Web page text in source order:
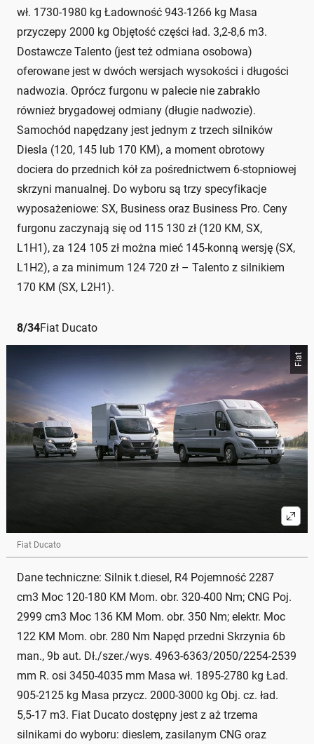
wł. 1730-1980 kg Ładowność 943-1266 kg Masa
przyczepy 2000 kg Objętość części ład. 3,2-8,6 m3.
Dostawcze Talento (jest też odmiana osobowa)
oferowane jest w dwóch wersjach wysokości i długości
nadwozia. Oprócz furgonu w palecie nie zabrakło
również brygadowej odmiany (długie nadwozie).
Samochód napędzany jest jednym z trzech silników
Diesla (120, 145 lub 170 KM), a moment obrotowy
dociera do przednich kół za pośrednictwem 6-stopniowej
skrzyni manualnej. Do wyboru są trzy specyfikacje
wyposażeniowe: SX, Business oraz Business Pro. Ceny
furgonu zaczynają się od 115 130 zł (120 KM, SX,
L1H1), za 124 105 zł można mieć 145-konną wersję (SX,
L1H2), a za minimum 124 720 zł – Talento z silnikiem
170 KM (SX, L2H1).
8/34Fiat Ducato
Fiat
Fiat Ducato
Dane techniczne: Silnik t.diesel, R4 Pojemność 2287
cm3 Moc 120-180 KM Mom. obr. 320-400 Nm; CNG Poj.
2999 cm3 Moc 136 KM Mom. obr. 350 Nm; elektr. Moc
122 KM Mom. obr. 280 Nm Napęd przedni Skrzynia 6b
man., 9b aut. Dł./szer./wys. 4963-6363/2050/2254-2539
mm R. osi 3450-4035 mm Masa wł. 1895-2780 kg Ład.
905-2125 kg Masa przycz. 2000-3000 kg Obj. cz. ład.
5,5-17 m3. Fiat Ducato dostępny jest z aż trzema
silnikami do wyboru: dieslem, zasilanym CNG oraz